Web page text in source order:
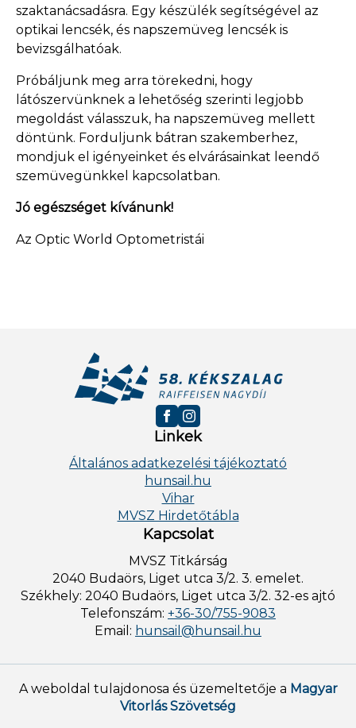
szaktanácsadásra. Egy készülék segítségével az
optikai lencsék, és napszemüveg lencsék is
bevizsgálhatóak.
Próbáljunk meg arra törekedni, hogy
látószervünknek a lehetőség szerinti legjobb
megoldást válasszuk, ha napszemüveg mellett
döntünk. Forduljunk bátran szakemberhez,
mondjuk el igényeinket és elvárásainkat leendő
szemüvegünkkel kapcsolatban.
Jó egészséget kívánunk!
Az Optic World Optometristái
Linkek
Általános adatkezelési tájékoztató
hunsail.hu
Vihar
MVSZ Hirdetőtábla
Kapcsolat
MVSZ Titkárság
2040 Budaörs, Liget utca 3/2. 3. emelet.
Székhely: 2040 Budaörs, Liget utca 3/2. 32-es ajtó
Telefonszám: +36-30/755-9083
Email: hunsail@hunsail.hu
A weboldal tulajdonosa és üzemeltetője a Magyar
Vitorlás Szövetség